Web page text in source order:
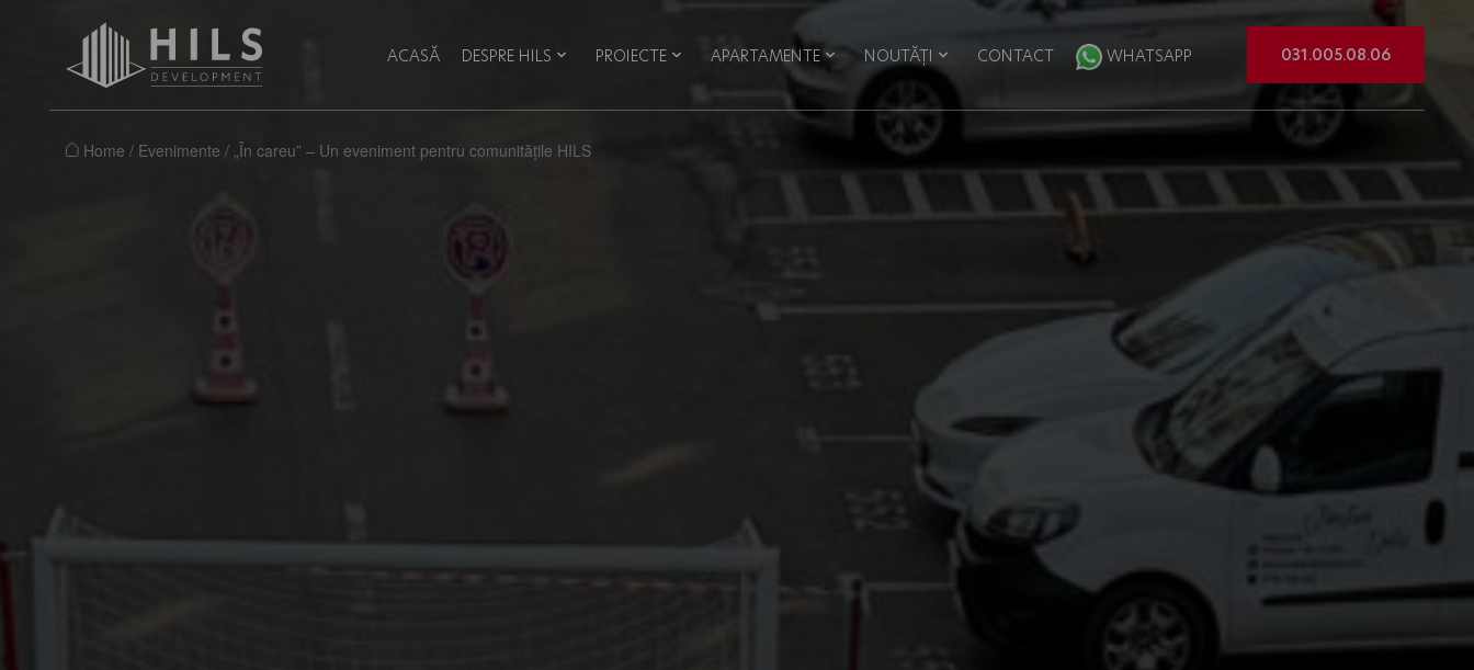
ACASĂ DESPRE HILS PROIECTE APARTAMENTE NOUTĂȚI CONTACT WHATSAPP 031.005.08.06
Home / Evenimente / „În careu” – Un eveniment pentru comunitățile HILS